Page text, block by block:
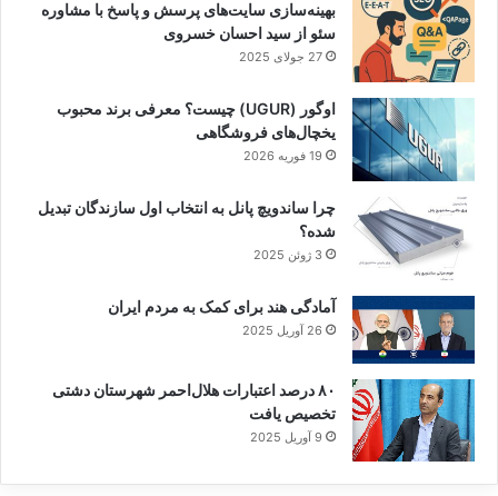
بهینه‌سازی سایت‌های پرسش و پاسخ با مشاوره
سئو از سید احسان خسروی
27 جولای 2025
اوگور (UGUR) چیست؟ معرفی برند محبوب
یخچال‌های فروشگاهی
19 فوریه 2026
چرا ساندویچ پانل به انتخاب اول سازندگان تبدیل
شده؟
3 ژوئن 2025
آمادگی هند برای کمک به مردم ایران
26 آوریل 2025
۸۰ درصد اعتبارات هلال‌احمر شهرستان دشتی
تخصیص یافت
9 آوریل 2025